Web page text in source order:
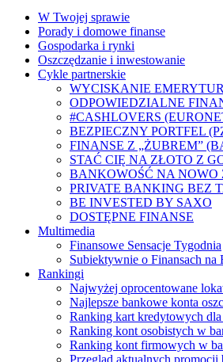
W Twojej sprawie
Porady i domowe finanse
Gospodarka i rynki
Oszczędzanie i inwestowanie
Cykle partnerskie
WYCISKANIE
ODPOWIEDZIALNE
#CASHLOVERS
BEZPIECZNY PORTFEL
FINANSE Z „ŻUBREM”
STAĆ CIĘ NA ZŁOTO Z
BANKOWOŚĆ NA NOWO
PRIVATE BANKING BEZ
BE INVESTED BY SAXO
DOSTĘPNE FINANSE
Multimedia
Finansowe Sensacje Tygodnia
Subiektywnie o Finansach na
Rankingi
Najwyżej oprocentowane
Najlepsze bankowe konta
Ranking kart kredytowych
Ranking kont osobistych w
Ranking kont firmowych w
Przegląd aktualnych promocji